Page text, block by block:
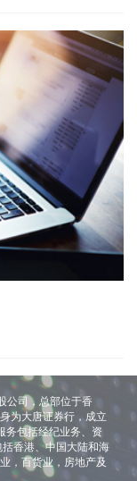
公司，总部位于香
为大唐证券行，成立
务包括经纪业务、资
香港、中国大陆和海
，百货业，房地产及